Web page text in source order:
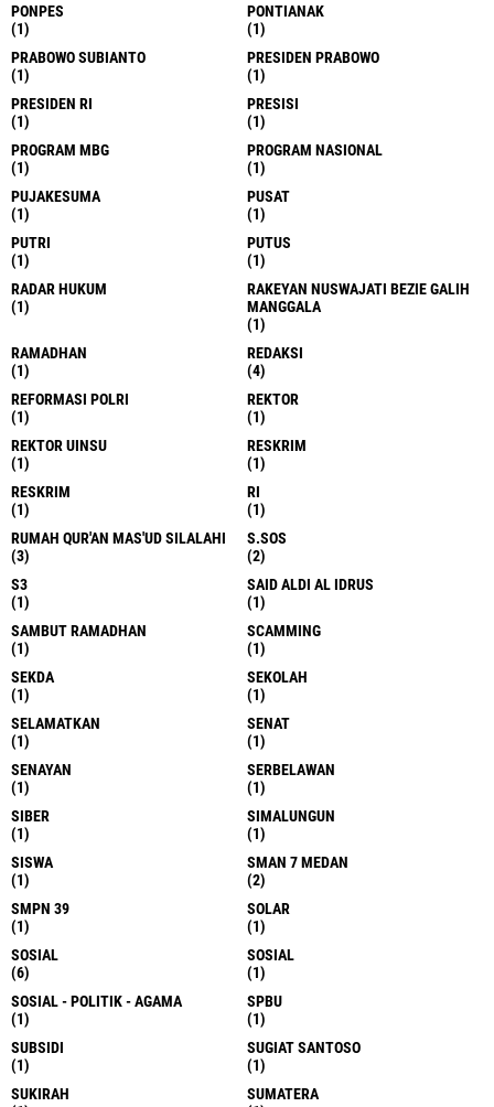
PONPES
(1)
PONTIANAK
(1)
PRABOWO SUBIANTO
(1)
PRESIDEN PRABOWO
(1)
PRESIDEN RI
(1)
PRESISI
(1)
PROGRAM MBG
(1)
PROGRAM NASIONAL
(1)
PUJAKESUMA
(1)
PUSAT
(1)
PUTRI
(1)
PUTUS
(1)
RADAR HUKUM
(1)
RAKEYAN NUSWAJATI BEZIE GALIH
MANGGALA
(1)
RAMADHAN
(1)
REDAKSI
(4)
REFORMASI POLRI
(1)
REKTOR
(1)
REKTOR UINSU
(1)
RESKRIM
(1)
RESKRIM
(1)
RI
(1)
RUMAH QUR'AN MAS'UD SILALAHI
(3)
S.SOS
(2)
S3
(1)
SAID ALDI AL IDRUS
(1)
SAMBUT RAMADHAN
(1)
SCAMMING
(1)
SEKDA
(1)
SEKOLAH
(1)
SELAMATKAN
(1)
SENAT
(1)
SENAYAN
(1)
SERBELAWAN
(1)
SIBER
(1)
SIMALUNGUN
(1)
SISWA
(1)
SMAN 7 MEDAN
(2)
SMPN 39
(1)
SOLAR
(1)
SOSIAL
(6)
SOSIAL
(1)
SOSIAL - POLITIK - AGAMA
(1)
SPBU
(1)
SUBSIDI
(1)
SUGIAT SANTOSO
(1)
SUKIRAH
SUMATERA